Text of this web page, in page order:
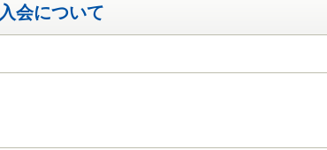
入会について